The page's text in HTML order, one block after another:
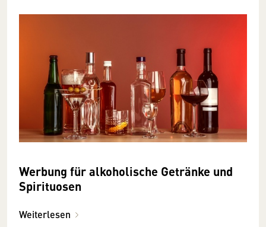
Werbung für alkoholische Getränke und
Spirituosen
Weiterlesen